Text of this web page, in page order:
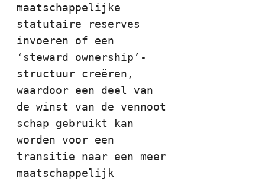
maatschappelijke
statutaire reserves
invoeren of een
‘steward ownership’-
structuur creëren,
waardoor een deel van
de winst van de vennoot
schap gebruikt kan
worden voor een
transitie naar een meer
maatschappelijk